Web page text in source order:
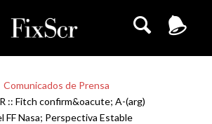
Comunicados de Prensa
:: Fitch confirm&oacute; A-(arg)
FF Nasa; Perspectiva Estable